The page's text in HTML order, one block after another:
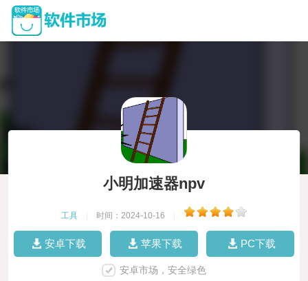
小明加速器npv
工具 时间：2024-10-16
安卓下载 苹果下载 PC下载
安卓市场，安全绿色